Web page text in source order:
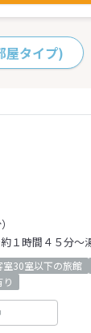
屋タイプ)
１時間４５分～
室30室以下の旅館